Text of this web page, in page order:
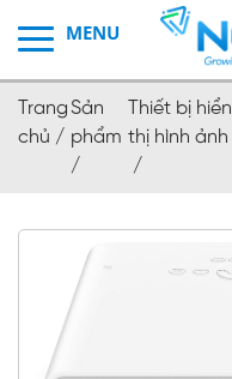
Trang
chủ /
Sản
phẩm
/
Thiết bị hiển
thị hình ảnh
/